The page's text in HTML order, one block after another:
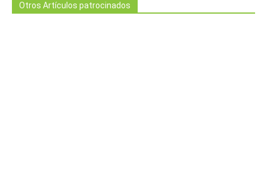
Otros Artículos patrocinados